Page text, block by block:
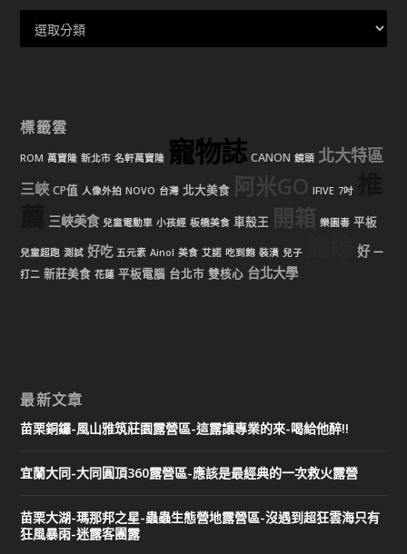
標籤雲
ROM 萬寶隆 新北市 名軒萬寶隆 寵物誌 CANON 鏡頭 北大特區
三峽 CP值 人像外拍 NOVO 台灣 北大美食 阿米GO IFIVE 7吋
三峽美食 兒童電動車 小孩經 板橋美食 車殼王 開箱 樂園毒 平板
兒童超跑 測試 好吃 五元素 Ainol 美食 艾諾 吃到飽 裝潢 兒子 好 一
打二 新莊美食 花蓮 平板電腦 台北市 雙核心 台北大學
最新文章
苗栗銅鑼-風山雅筑莊園露營區-這露讓專業的來-喝給他醉!!
宜蘭大同-大同圓頂360露營區-應該是最經典的一次救火露營
苗栗大湖-瑪那邦之星-蟲蟲生態營地露營區-沒遇到超狂雲海只有
狂風暴雨-迷露客團露